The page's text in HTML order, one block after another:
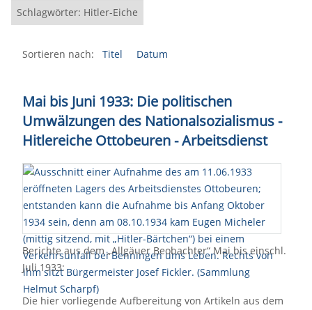
Schlagwörter: Hitler-Eiche
Sortieren nach: Titel Datum
Mai bis Juni 1933: Die politischen
Umwälzungen des Nationalsozialismus -
Hitlereiche Ottobeuren - Arbeitsdienst
Berichte aus dem „Allgäuer Beobachter“ Mai bis einschl.
Juli 1933:
Die hier vorliegende Aufbereitung von Artikeln aus dem